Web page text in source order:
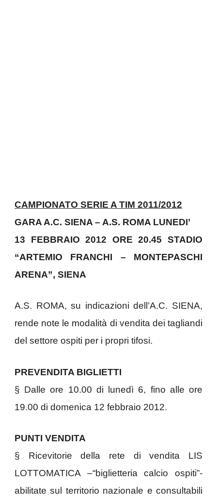
CAMPIONATO SERIE A TIM 2011/2012
GARA A.C. SIENA – A.S. ROMA LUNEDI’
13 FEBBRAIO 2012 ORE 20.45 STADIO
“ARTEMIO FRANCHI – MONTEPASCHI
ARENA”, SIENA
A.S. ROMA, su indicazioni dell’A.C. SIENA,
rende note le modalità di vendita dei tagliandi
del settore ospiti per i propri tifosi.
PREVENDITA BIGLIETTI
§ Dalle ore 10.00 di lunedì 6, fino alle ore
19.00 di domenica 12 febbraio 2012.
PUNTI VENDITA
§ Ricevitorie della rete di vendita LIS
LOTTOMATICA –“biglietteria calcio ospiti”-
abilitate sul territorio nazionale e consultabili